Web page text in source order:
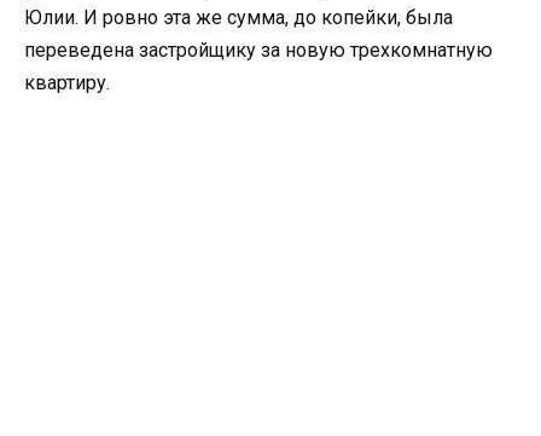
Юлии. И ровно эта же сумма, до копейки, была
переведена застройщику за новую трехкомнатную
квартиру.